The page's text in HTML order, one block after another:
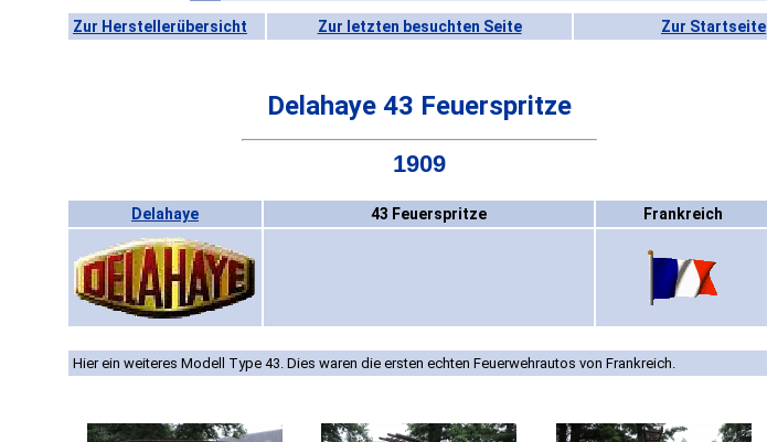
Zur Herstellerübersicht Zur letzten besuchten Seite Zur Startseite
Delahaye 43 Feuerspritze
1909
Delahaye 43 Feuerspritze Frankreich
Hier ein weiteres Modell Type 43. Dies waren die ersten echten Feuerwehrautos von Frankreich.